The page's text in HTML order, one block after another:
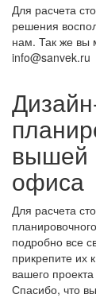
Для расчета
решения
нам. Так же вы
info@sanvek.ru
вышей
офиса
Для расчета
подробно все
прикрепите их
вашего
Спасибо, что